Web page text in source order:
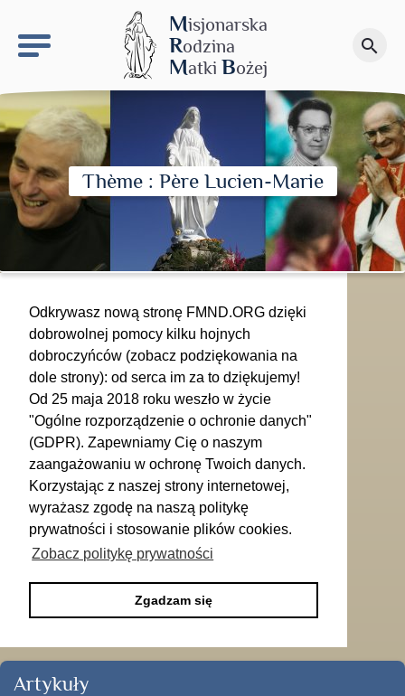
Misjonarska
Rodzina
MatkiBożej
search
Budowa M.B.Ś.
Przekaż darowiznę
Thème : Père Lucien-Marie
Odkrywasz nową stronę FMND.ORG dzięki
dobrowolnej pomocy kilku hojnych
dobroczyńców (zobacz podziękowania na
dole strony): od serca im za to dziękujemy!
Od 25 maja 2018 roku weszło w życie
"Ogólne rozporządzenie o ochronie danych"
(GDPR). Zapewniamy Cię o naszym
zaangażowaniu w ochronę Twoich danych.
Korzystając z naszej strony internetowej,
wyrażasz zgodę na naszą politykę
prywatności i stosowanie plików cookies.
Zobacz politykę prywatności
Zgadzam się
Artykuły